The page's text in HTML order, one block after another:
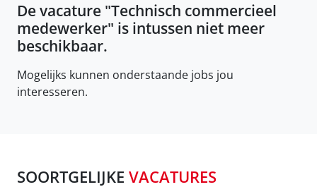
De vacature "Technisch commercieel
medewerker" is intussen niet meer
beschikbaar.
Mogelijks kunnen onderstaande jobs jou
interesseren.
SOORTGELIJKE VACATURES